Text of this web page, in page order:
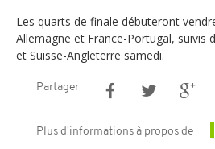
Les quarts de finale débuteront
Allemagne et France-Portugal, suivis
et Suisse-Angleterre samedi.
Partager
Plus d'informations à propos de